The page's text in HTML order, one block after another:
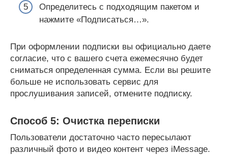
Определитесь с подходящим пакетом и
нажмите «Подписаться…».
При оформлении подписки вы официально даете
согласие, что с вашего счета ежемесячно будет
сниматься определенная сумма. Если вы решите
больше не использовать сервис для
прослушивания записей, отмените подписку.
Способ 5: Очистка переписки
Пользователи достаточно часто пересылают
различный фото и видео контент через iMessage.